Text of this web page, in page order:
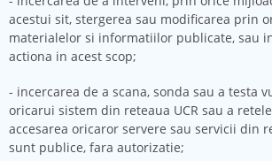
acestui sit, stergerea sau modificarea prin
materialelor si informatiilor publicate, sau
actiona in acest scop;
- incercarea de a scana, sonda sau a testa
oricarui sistem din reteaua UCR sau a
accesarea oricaror servere sau servicii din
sunt publice, fara autorizatie;